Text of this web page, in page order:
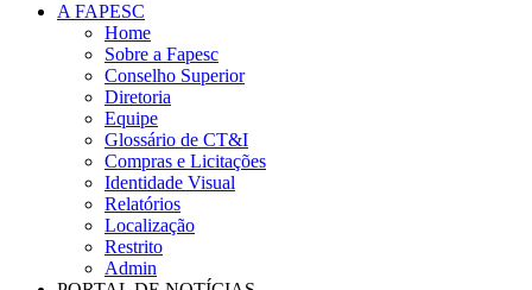
A FAPESC
Home
Sobre a Fapesc
Conselho Superior
Diretoria
Equipe
Glossário de CT&I
Compras e Licitações
Identidade Visual
Relatórios
Localização
Restrito
Admin